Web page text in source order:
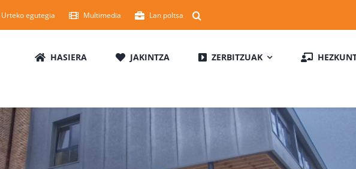
Urteko egutegia Multimedia Lan poltsa
HASIERA JAKINTZA ZERBITZUAK